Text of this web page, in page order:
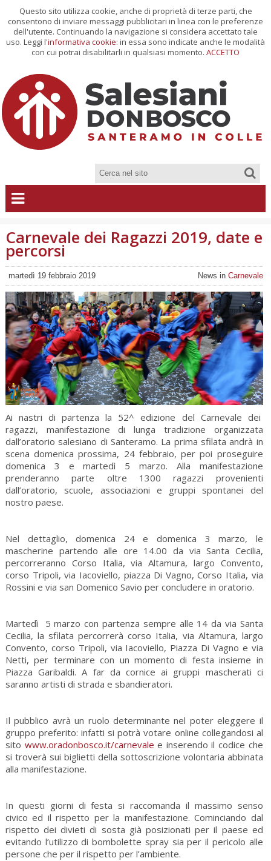
Questo sito utilizza cookie, anche di proprietà di terze parti, che
consentono di inviare messaggi pubblicitari in linea con le preferenze
dell'utente. Continuando la navigazione si considera accettato tale
uso. Leggi l'informativa cookie: in essa sono indicate anche le modalità
con cui potrai disabilitarli in qualsiasi momento. ACCETTO
Carnevale dei Ragazzi 2019, date e
percorsi
martedì 19 febbraio 2019 News in Carnevale
Ai nastri di partenza la 52^ edizione del Carnevale dei
ragazzi, manifestazione di lunga tradizione organizzata
dall’oratorio salesiano di Santeramo. La prima sfilata andrà in
scena domenica prossima, 24 febbraio, per poi proseguire
domenica 3 e martedì 5 marzo. Alla manifestazione
prenderanno parte oltre 1300 ragazzi provenienti
dall’oratorio, scuole, associazioni e gruppi spontanei del
nostro paese.
Nel dettaglio, domenica 24 e domenica 3 marzo, le
mascherine partendo alle ore 14.00 da via Santa Cecilia,
percorreranno Corso Italia, via Altamura, largo Convento,
corso Tripoli, via Iacoviello, piazza Di Vagno, Corso Italia, via
Rossini e via san Domenico Savio per concludere in oratorio.
Martedì 5 marzo con partenza sempre alle 14 da via Santa
Cecilia, la sfilata percorrerà corso Italia, via Altamura, largo
Convento, corso Tripoli, via Iacoviello, Piazza Di Vagno e via
Netti, per terminare con un momento di festa insieme in
Piazza Garibaldi. A far da cornice ai gruppi mascherati ci
saranno artisti di strada e sbandieratori.
Il pubblico avrà un ruolo determinante nel poter eleggere il
gruppo preferito: infatti si potrà votare online collegandosi al
sito www.oradonbosco.it/carnevale e inserendo il codice che
si troverà sui biglietti della sottoscrizione volontaria abbinata
alla manifestazione.
In questi giorni di festa si raccomanda il massimo senso
civico ed il rispetto per la manifestazione. Cominciando dal
rispetto dei divieti di sosta già posizionati per il paese ed
evitando l’utilizzo di bombolette spray sia per il pericolo alle
persone che per il rispetto per l’ambiente.